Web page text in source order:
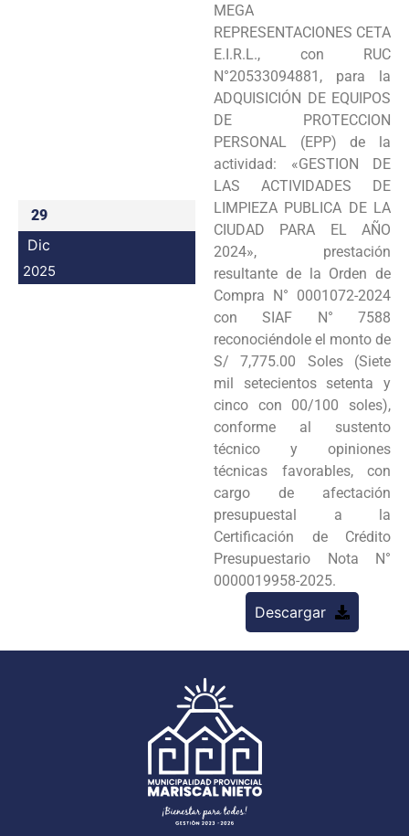
29
Dic
2025
MEGA
REPRESENTACIONES CETA
E.I.R.L., con RUC
N°20533094881, para la
ADQUISICIÓN DE EQUIPOS
DE PROTECCION
PERSONAL (EPP) de la
actividad: «GESTION DE
LAS ACTIVIDADES DE
LIMPIEZA PUBLICA DE LA
CIUDAD PARA EL AÑO
2024», prestación
resultante de la Orden de
Compra N° 0001072-2024
con SIAF N° 7588
reconociéndole el monto de
S/ 7,775.00 Soles (Siete
mil setecientos setenta y
cinco con 00/100 soles),
conforme al sustento
técnico y opiniones
técnicas favorables, con
cargo de afectación
presupuestal a la
Certificación de Crédito
Presupuestario Nota N°
0000019958-2025.
Descargar